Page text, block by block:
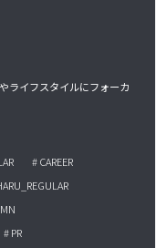
ライフスタイルにフォーカ
# CAREER
# PR